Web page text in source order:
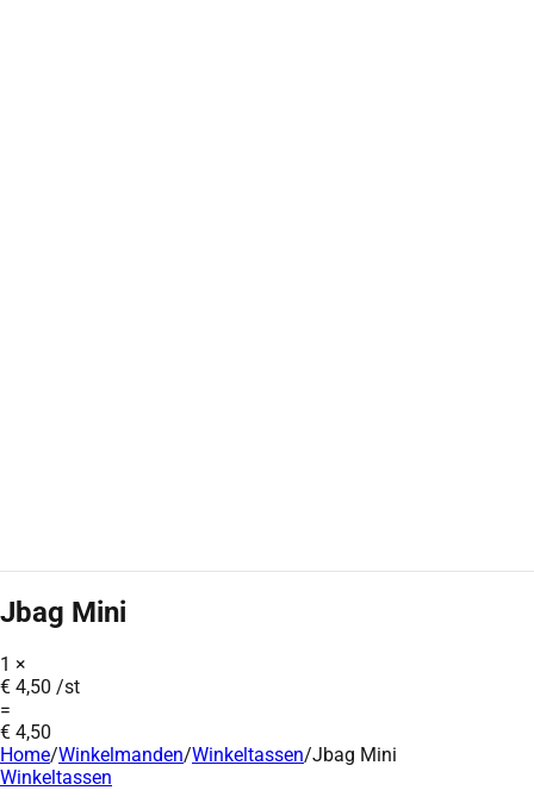
Jbag Mini
1 ×
€ 4,50 /st
=
€ 4,50
Home/Winkelmanden/Winkeltassen/Jbag Mini
Winkeltassen